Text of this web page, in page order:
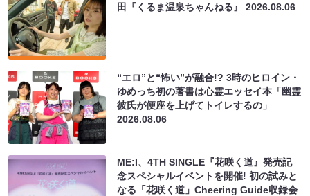
田『くるま温泉ちゃんねる』2026.08.06
“エロ”と“怖い”が融合!? 3時のヒロイン・
ゆめっち初の著書は心霊エッセイ本「幽霊
彼氏が便座を上げてトイレするの」
2026.08.06
ME:I、4TH SINGLE『花咲く道』発売記
念スペシャルイベントを開催! 初の試みと
なる「花咲く道」Cheering Guide収録会